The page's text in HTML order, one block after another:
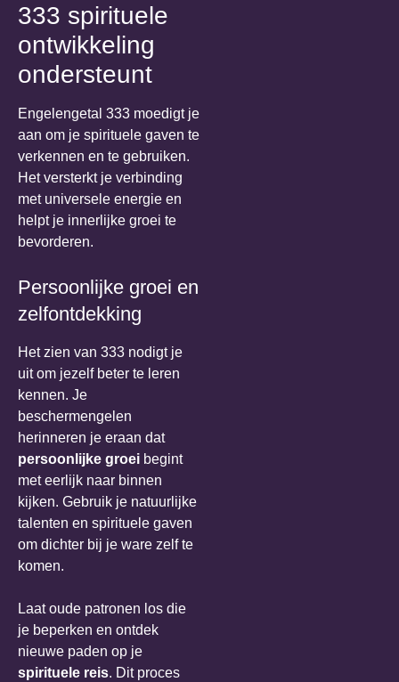
333 spirituele
ontwikkeling
ondersteunt
Engelengetal 333 moedigt je
aan om je spirituele gaven te
verkennen en te gebruiken.
Het versterkt je verbinding
met universele energie en
helpt je innerlijke groei te
bevorderen.
Persoonlijke groei en
zelfontdekking
Het zien van 333 nodigt je
uit om jezelf beter te leren
kennen. Je
beschermengelen
herinneren je eraan dat
persoonlijke groei begint
met eerlijk naar binnen
kijken. Gebruik je natuurlijke
talenten en spirituele gaven
om dichter bij je ware zelf te
komen.
Laat oude patronen los die
je beperken en ontdek
nieuwe paden op je
spirituele reis. Dit proces